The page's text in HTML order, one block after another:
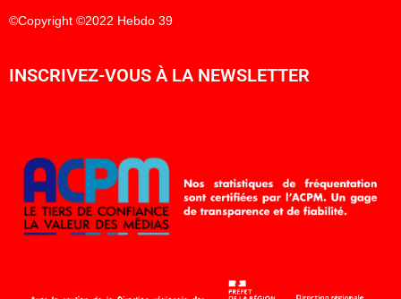
©Copyright ©2022 Hebdo 39
INSCRIVEZ-VOUS À LA NEWSLETTER